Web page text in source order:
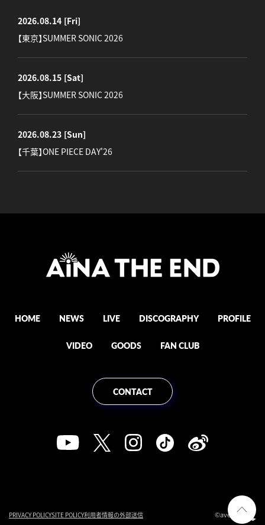
2026.08.14 [Fri]
【東京】SUMMER SONIC 2026
2026.08.15 [Sat]
【大阪】SUMMER SONIC 2026
2026.08.23 [Sun]
【千葉】ONE PIECE DAY'26
HOME NEWS LIVE DISCOGRAPHY PROFILE
VIDEO GOODS FAN CLUB
CONTACT
PRIVACY POLICYSITE POLICY利用者情報の外部送信 ©avex